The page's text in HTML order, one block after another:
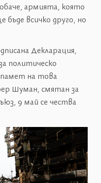
армията, която
всичко друго, но
Декларация,
политическо
на това
Шуман, смятан за
9 май се чества